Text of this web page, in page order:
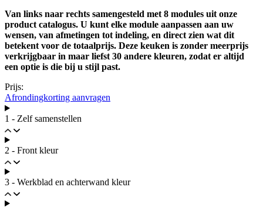
Van links naar rechts samengesteld met 8 modules uit onze
product catalogus. U kunt elke module aanpassen aan uw
wensen, van afmetingen tot indeling, en direct zien wat dit
betekent voor de totaalprijs. Deze keuken is zonder meerprijs
verkrijgbaar in maar liefst 30 andere kleuren, zodat er altijd
een optie is die bij u stijl past.
Prijs:
Afrondingkorting aanvragen
1 - Zelf samenstellen
2 - Front kleur
3 - Werkblad en achterwand kleur